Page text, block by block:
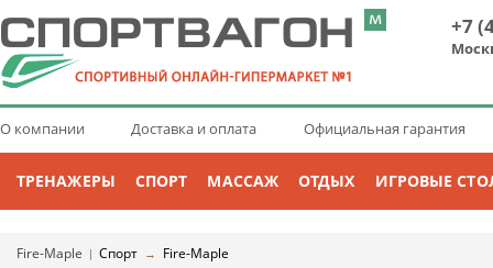
+7
О компании Доставка и оплата Официальная гарантия
ТРЕНАЖЕРЫ СПОРТ МАССАЖ ОТДЫХ ИГРОВЫЕ
Fire-Maple | Спорт → Fire-Maple